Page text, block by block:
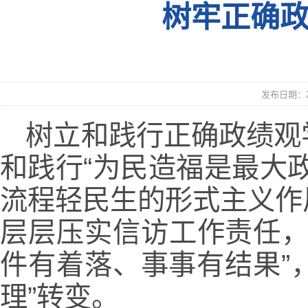
树牢正确
发布日期
树立和践行正确政绩
和践行“为民造福是最大
流程轻民生的形式主义
层层压实信访工作责任
件有着落、事事有结果”
理”转变。